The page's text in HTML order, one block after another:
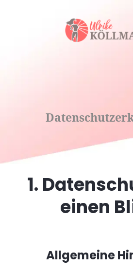
1.
einen
Allgemeine